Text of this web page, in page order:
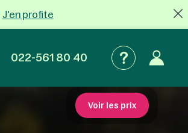
J'en profite
022-561 80 40
Voir les prix